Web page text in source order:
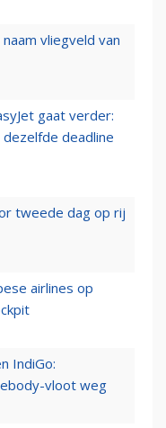
vliegveld van
gaat verder:
deadline
tweede dag op rij
airlines op
IndiGo:
vloot weg